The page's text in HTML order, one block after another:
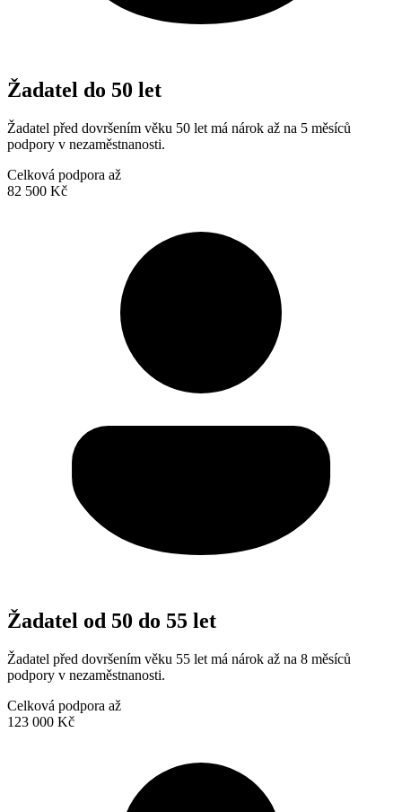
Žadatel do 50 let
Žadatel před dovršením věku 50 let má nárok až na 5 měsíců
podpory v nezaměstnanosti.
Celková podpora až
82 500 Kč
Žadatel od 50 do 55 let
Žadatel před dovršením věku 55 let má nárok až na 8 měsíců
podpory v nezaměstnanosti.
Celková podpora až
123 000 Kč